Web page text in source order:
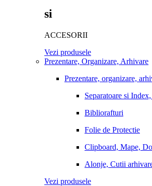
si
ACCESORII
Vezi produsele
Prezentare, Organizare, Arhivare
Prezentare, organizare,
Separatoare si
Bibliorafturi
Folie de Protectie
Clipboard, Mape,
Alonje, Cutii
Vezi produsele